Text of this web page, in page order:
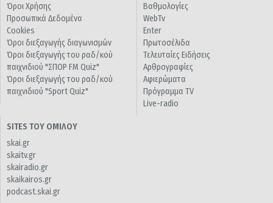
Όροι Χρήσης
Προσωπικά Δεδομένα
Cookies
Όροι διεξαγωγής διαγωνισμών
Όροι διεξαγωγής του ραδ/κού
παιχνιδιού "ΣΠΟΡ FM Quiz"
Όροι διεξαγωγής του ραδ/κού
παιχνιδιού "Sport Quiz"
Βαθμολογίες
WebTv
Enter
Πρωτοσέλιδα
Τελευταίες Ειδήσεις
Αρθρογραφίες
Αφιερώματα
Πρόγραμμα TV
Live-radio
SITES ΤΟΥ ΟΜΙΛΟΥ
skai.gr
skaitv.gr
skairadio.gr
skaikairos.gr
podcast.skai.gr